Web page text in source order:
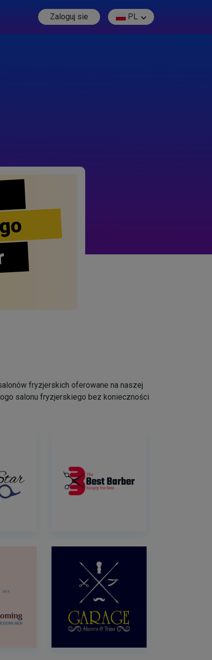
Zaloguj sie PL
fryzjerskich oferowane na naszej
salonu fryzjerskiego bez konieczności